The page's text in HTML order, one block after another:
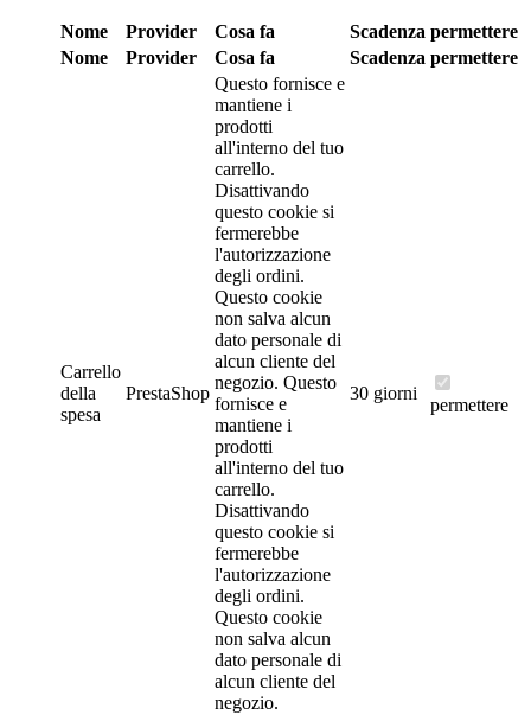
Nome Provider Cosa fa Scadenza permettere
Nome
Provider Cosa fa Scadenza permettere
Carrello
della
spesa
PrestaShop
Questo fornisce e
mantiene i
prodotti
all'interno del tuo
carrello.
Disattivando
questo cookie si
fermerebbe
l'autorizzazione
degli ordini.
Questo cookie
non salva alcun
dato personale di
alcun cliente del
negozio. Questo
fornisce e
mantiene i
prodotti
all'interno del tuo
carrello.
Disattivando
questo cookie si
fermerebbe
l'autorizzazione
degli ordini.
Questo cookie
non salva alcun
dato personale di
alcun cliente del
negozio.
30 giorni
permettere